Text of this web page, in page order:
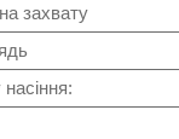
захвату